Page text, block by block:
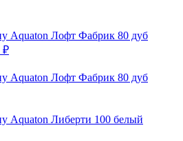
Aquaton Лофт Фабрик 80 дуб
₽
Aquaton Лофт Фабрик 80 дуб
Aquaton Либерти 100 белый